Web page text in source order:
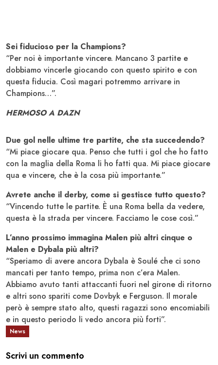
Sei fiducioso per la Champions?
“Per noi è importante vincere. Mancano 3 partite e
dobbiamo vincerle giocando con questo spirito e con
questa fiducia. Così magari potremmo arrivare in
Champions…”.
HERMOSO A DAZN
Due gol nelle ultime tre partite, che sta succedendo?
“Mi piace giocare qua. Penso che tutti i gol che ho fatto
con la maglia della Roma li ho fatti qua. Mi piace giocare
qua e vincere, che è la cosa più importante.”
Avrete anche il derby, come si gestisce tutto questo?
“Vincendo tutte le partite. È una Roma bella da vedere,
questa è la strada per vincere. Facciamo le cose così.”
L’anno prossimo immagina Malen più altri cinque o
Malen e Dybala più altri?
“Speriamo di avere ancora Dybala è Soulé che ci sono
mancati per tanto tempo, prima non c’era Malen.
Abbiamo avuto tanti attaccanti fuori nel girone di ritorno
e altri sono spariti come Dovbyk e Ferguson. Il morale
però è sempre stato alto, questi ragazzi sono encomiabili
e in questo periodo li vedo ancora più forti”.
News
Scrivi un commento